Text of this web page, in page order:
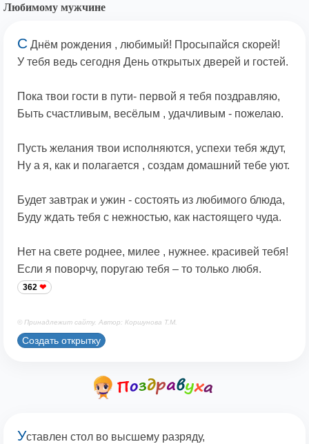
Любимому мужчине
С Днём рождения , любимый! Просыпайся скорей!
У тебя ведь сегодня День открытых дверей и гостей.
Пока твои гости в пути- первой я тебя поздравляю,
Быть счастливым, весёлым , удачливым - пожелаю.
Пусть желания твои исполняются, успехи тебя ждут,
Ну а я, как и полагается , создам домашний тебе уют.
Будет завтрак и ужин - состоять из любимого блюда,
Буду ждать тебя с нежностью, как настоящего чуда.
Нет на свете роднее, милее , нужнее. красивей тебя!
Если я поворчу, поругаю тебя – то только любя.
362
© Принадлежит сайту. Автор: Коршунова Т.М.
Создать открытку
Уставлен стол во высшему разряду,